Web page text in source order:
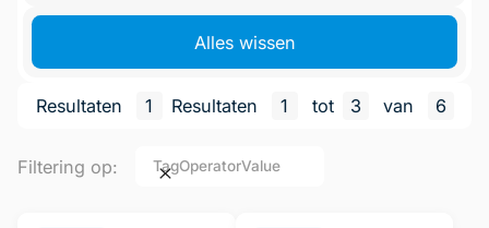
Alles wissen
Resultaten 1 Resultaten 1 tot 3 van 6
Filtering op: TagOperatorValue